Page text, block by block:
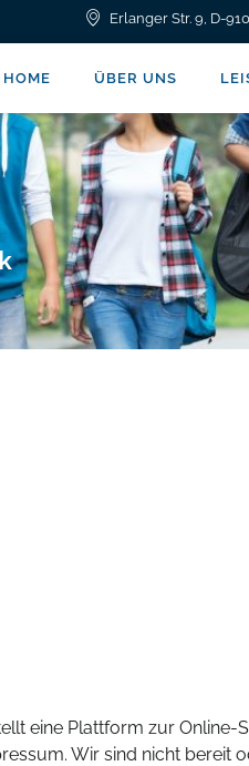
Erlanger Str. 9, D-
HOME ÜBER UNS
eine Plattform zur Online-
Wir sind nicht